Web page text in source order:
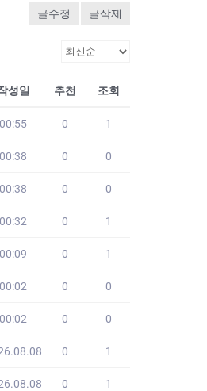
글수정 글삭제
성일 추천 조회
00:55 0 1
00:38 0 0
00:38 0 0
00:32 0 1
00:09 0 1
00:02 0 0
00:02 0 0
0 1
0 1